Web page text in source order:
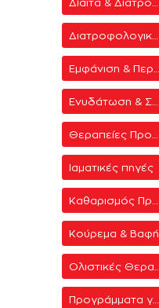
Ιαματικές πηγές
Κούρεμα & Βαφή